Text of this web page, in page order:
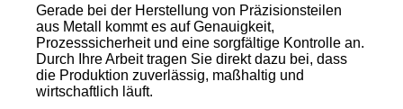
Gerade bei der Herstellung von Präzisionsteilen
aus Metall kommt es auf Genauigkeit,
Prozesssicherheit und eine sorgfältige Kontrolle an.
Durch Ihre Arbeit tragen Sie direkt dazu bei, dass
die Produktion zuverlässig, maßhaltig und
wirtschaftlich läuft.